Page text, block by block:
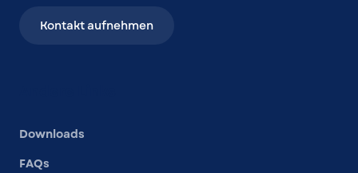
Kontakt aufnehmen
Downloads
FAQs